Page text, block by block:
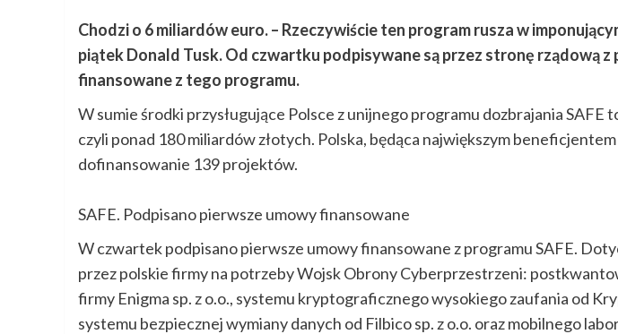
Chodzi o 6 miliardów euro. – Rzeczywiście ten program rusza w
piątek Donald Tusk. Od czwartku podpisywane są przez stronę rządową z
finansowane z tego programu.
W sumie środki przysługujące Polsce z unijnego programu dozbrajania SAFE
czyli ponad 180 miliardów złotych. Polska, będąca największym
dofinansowanie 139 projektów.
SAFE. Podpisano pierwsze umowy finansowane
W czwartek podpisano pierwsze umowy finansowane z programu SAFE.
przez polskie firmy na potrzeby Wojsk Obrony Cyberprzestrzeni:
firmy Enigma sp. z o.o., systemu kryptograficznego wysokiego zaufania od
systemu bezpiecznej wymiany danych od Filbico sp. z o.o. oraz mobilnego